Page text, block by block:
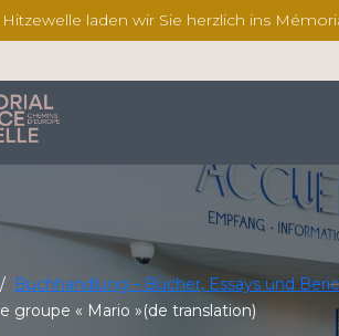
laden wir Sie herzlich ins
/ Buchhandlung – Bücher, Essays und
groupe « Mario »(de translation)